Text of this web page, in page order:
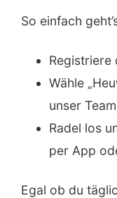
So einfach
Registriere
Wähle
unser
Radel los
per App
Egal ob du